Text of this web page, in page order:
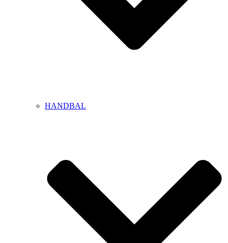
HANDBAL